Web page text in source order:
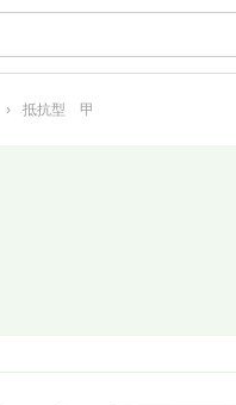
抵抗型 甲